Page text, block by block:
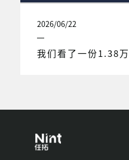
2026/06/22
我们看了一份1.38